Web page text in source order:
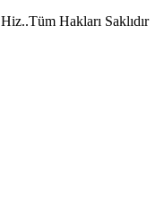
Hakları Saklıdır